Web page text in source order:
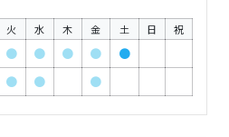
火 水 木 金 土 日 祝
● ● ● ●
●
● ● ●